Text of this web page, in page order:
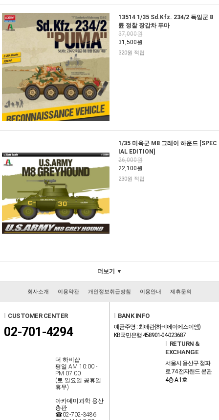
13514 1/35 Sd.Kfz. 234/2 독일군 8
륜 정찰 장갑차 푸마
37,000원
31,500원
320원 적립
1/35 미육군 M8 그레이 하운드 [SPEC
IAL EDITION]
26,000원
22,100원
230원 적립
더보기 ▼
회사소개 이용약관 개인정보취급방침 이용안내 제휴문의
l CUSTOMER CENTER
02-701-4294
더 하비샵
평일 AM 10:00 -
PM 07:00
(토.일요일.공휴일
휴무)
아카데미과학 용산
총판
☎02-702-3486
l BANK INFO
예금주명 : 최애란(하비에이에스이엠)
KB국민은행 458901-04-023687
l RETURN &
EXCHANGE
서울시 용산구 청파
로 74 전자랜드 본관
4층 A-1호